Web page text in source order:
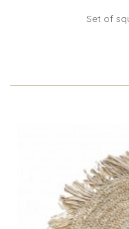
Set of